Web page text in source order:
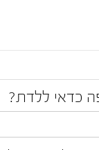
כדאי ללדת?